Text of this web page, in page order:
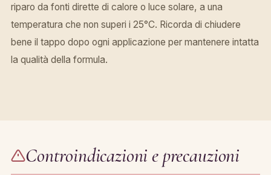
riparo da fonti dirette di calore o luce solare, a una
temperatura che non superi i 25°C. Ricorda di chiudere
bene il tappo dopo ogni applicazione per mantenere intatta
la qualità della formula.
Controindicazioni e precauzioni